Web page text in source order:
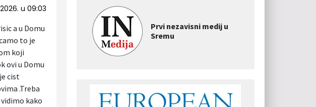
u 09:03
a u Domu
to je
koji
ovi u Domu
cist
.Treba
kako
Prvi nezavisni medij u
Sremu